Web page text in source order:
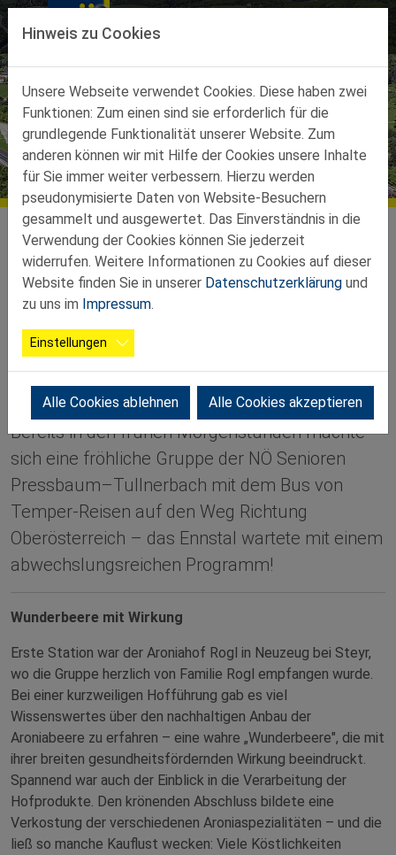
Direkt zur Hauptnavigation springen
Direkt zum Inhalt springen
Aktuelles
pressbaum.noe-senioren.at
Start
Tagesausflug ins Ennstal – Aroniahof,
Kirchenwirt und schwimmende
Almhütte
05.05.2026
Bereits in den frühen Morgenstunden machte
sich eine fröhliche Gruppe der NÖ Senioren
Pressbaum–Tullnerbach mit dem Bus von
Temper-Reisen auf den Weg Richtung
Oberösterreich – das Ennstal wartete mit einem
abwechslungsreichen Programm!
Wunderbeere mit Wirkung
Erste Station war der Aroniahof Rogl in Neuzeug bei Steyr,
wo die Gruppe herzlich von Familie Rogl empfangen wurde.
Bei einer kurzweiligen Hofführung gab es viel
Wissenswertes über den nachhaltigen Anbau der
Aroniabeere zu erfahren – eine wahre „Wunderbeere", die mit
ihrer breiten gesundheitsfördernden Wirkung beeindruckt.
Spannend war auch der Einblick in die Verarbeitung der
Hofprodukte. Den krönenden Abschluss bildete eine
Verkostung der verschiedenen Aroniaspezialitäten – und die
ließ so manche Kauflust wecken: Viele Köstlichkeiten
Hinweis zu Cookies
Unsere Webseite verwendet Cookies. Diese haben zwei
Funktionen: Zum einen sind sie erforderlich für die
grundlegende Funktionalität unserer Website. Zum
anderen können wir mit Hilfe der Cookies unsere Inhalte
für Sie immer weiter verbessern. Hierzu werden
pseudonymisierte Daten von Website-Besuchern
gesammelt und ausgewertet. Das Einverständnis in die
Verwendung der Cookies können Sie jederzeit
widerrufen. Weitere Informationen zu Cookies auf dieser
Website finden Sie in unserer Datenschutzerklärung und
zu uns im Impressum.
Einstellungen
Alle Cookies ablehnen Alle Cookies akzeptieren